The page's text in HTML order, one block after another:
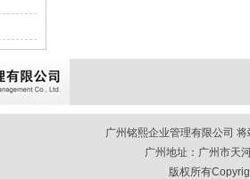
广州铭熙企业管理有限公司
广州地址：广州市天
版权所有